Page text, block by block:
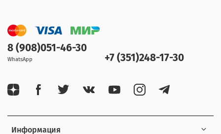
Информация
8 (908)051-46-30
WhatsApp +7 (351)248-17-30